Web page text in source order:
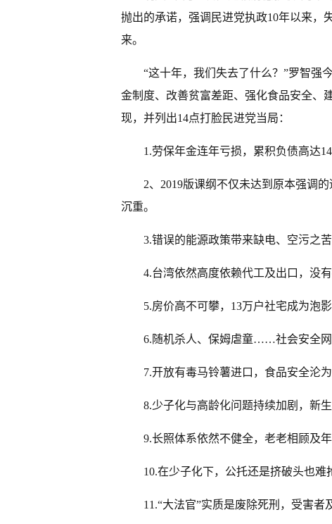
抛出的承诺，强调民进党执政10年以来，
来。
“这十年，我们失去了什么？”罗智强
金制度、改善贫富差距、强化食品安全、
现，并列出14点打脸民进党当局：
1.劳保年金连年亏损，累积负债高达
2、2019版课纲不仅未达到原本强调
沉重。
3.错误的能源政策带来缺电、空污之苦
4.台湾依然高度依赖代工及出口，没
5.房价高不可攀，13万户社宅成为泡影
6.随机杀人、保姆虐童……社会安全网
7.开放有毒马铃薯进口，食品安全沦为
8.少子化与高龄化问题持续加剧，新
9.长照体系依然不健全，老老相顾及
10.在少子化下，公托还是挤破头也难
11.“大法官”实质是废除死刑，受害者